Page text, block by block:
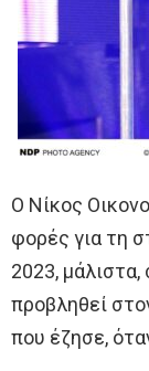
Ο Νίκος
φορές για τη
2023, μάλιστα,
προβληθεί
που έζησε,